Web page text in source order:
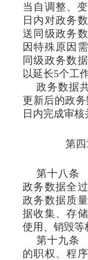
当自调整、
日内对政务
送同级政务
因特殊原因
同级政务数
以延长5个工
政务数据
更新后的政
日内完成审核
第
第十八条
政务数据全
政务数据质
据收集、存
使用、销毁等
第十九条
的职权、程